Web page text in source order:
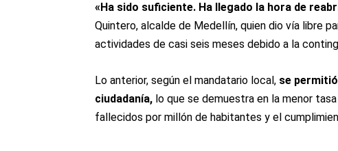
«Ha sido suficiente. Ha llegado la hora de
Quintero, alcalde de Medellín, quien dio vía libre
actividades de casi seis meses debido a la
Lo anterior, según el mandatario local, se
ciudadanía, lo que se demuestra en la menor
fallecidos por millón de habitantes y el